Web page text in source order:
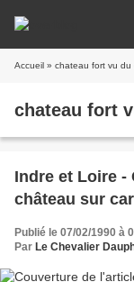
Accueil » chateau fort vu du
chateau fort
Indre et Loire -
château sur
Publié le 07/02/1990 à
Par Le Chevalier